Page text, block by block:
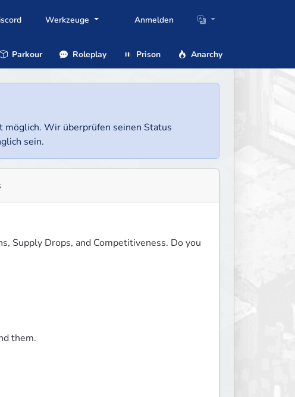
Werkzeuge Anmelden
Parkour Roleplay Prison Anarchy
Wir überprüfen seinen Status
sein.
Supply Drops, and Competitiveness. Do you
them.